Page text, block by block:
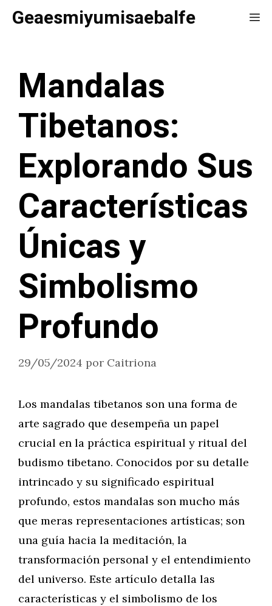
SaltarGeaesmiyumisaebalfe
Mandalas
Tibetanos:
Explorando Sus
Características
Únicas y
Simbolismo
Profundo
29/05/2024 por Caitriona
Los mandalas tibetanos son una forma de
arte sagrado que desempeña un papel
crucial en la práctica espiritual y ritual del
budismo tibetano. Conocidos por su detalle
intrincado y su significado espiritual
profundo, estos mandalas son mucho más
que meras representaciones artísticas; son
una guía hacia la meditación, la
transformación personal y el entendimiento
del universo. Este artículo detalla las
características y el simbolismo de los